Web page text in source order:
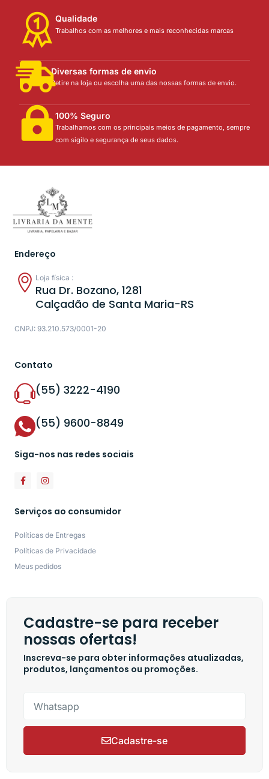
Qualidade
Trabalhos com as melhores e mais reconhecidas marcas
Diversas formas de envio
Retire na loja ou escolha uma das nossas formas de envio.
100% Seguro
Trabalhamos com os principais meios de pagamento, sempre
com sigilo e segurança de seus dados.
Endereço
Loja física :
Rua Dr. Bozano, 1281
Calçadão de Santa Maria-RS
CNPJ: 93.210.573/0001-20
Contato
(55) 3222-4190
(55) 9600-8849
Siga-nos nas redes sociais
Serviços ao consumidor
Políticas de Entregas
Políticas de Privacidade
Meus pedidos
Cadastre-se para receber
nossas ofertas!
Inscreva-se para obter informações atualizadas,
produtos, lançamentos ou promoções.
Cadastre-se